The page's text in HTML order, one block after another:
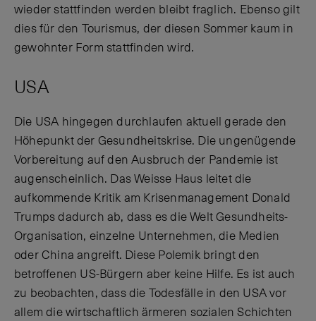
wieder stattfinden werden bleibt fraglich. Ebenso gilt
dies für den Tourismus, der diesen Sommer kaum in
gewohnter Form stattfinden wird.
USA
Die USA hingegen durchlaufen aktuell gerade den
Höhepunkt der Gesundheitskrise. Die ungenügende
Vorbereitung auf den Ausbruch der Pandemie ist
augenscheinlich. Das Weisse Haus leitet die
aufkommende Kritik am Krisenmanagement Donald
Trumps dadurch ab, dass es die Welt Gesundheits-
Organisation, einzelne Unternehmen, die Medien
oder China angreift. Diese Polemik bringt den
betroffenen US-Bürgern aber keine Hilfe. Es ist auch
zu beobachten, dass die Todesfälle in den USA vor
allem die wirtschaftlich ärmeren sozialen Schichten